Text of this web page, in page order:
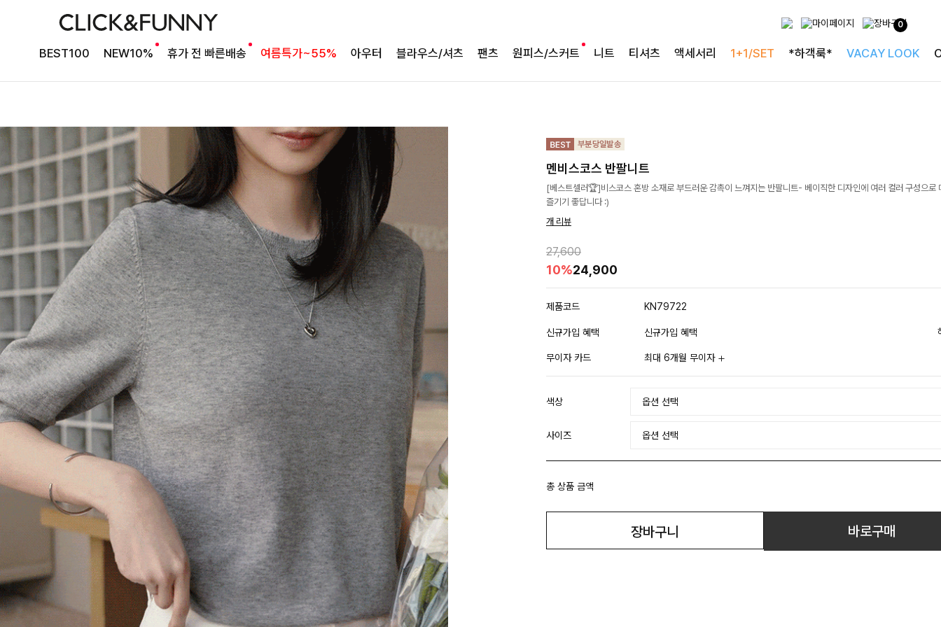
0
BEST100 NEW10% 휴가 전 빠른배송 여름특가~55% 아우터 블라우스/셔츠 팬츠 원피스/스커트 니트 티셔츠 액세서리 1+1/SET *하객룩* VACAY LOOK
멘비스코스 반팔니트
[베스트셀러🏆]비스코스 혼방 소재로 부드러운 감촉이 느껴지는 반팔니트- 베이직한 디자인에 여러 컬러 구성으로
즐기기 좋답니다 :)
개 리뷰
27,600
10%24,900
제품코드 KN79722
신규가입 혜택 신규가입 혜택
무이자 카드 최대 6개월 무이자
색상
사이즈
총 상품 금액
장바구니 바로구매